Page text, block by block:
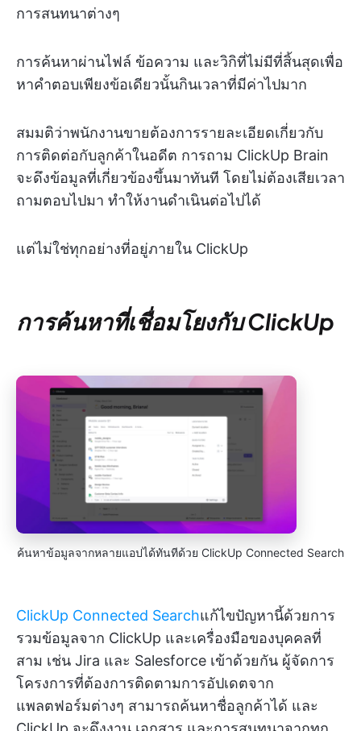
การสนทนาต่างๆ
การค้นหาผ่านไฟล์ ข้อความ และวิกิที่ไม่มีที่สิ้นสุดเพื่อ
หาคำตอบเพียงข้อเดียวนั้นกินเวลาที่มีค่าไปมาก
สมมติว่าพนักงานขายต้องการรายละเอียดเกี่ยวกับ
การติดต่อกับลูกค้าในอดีต การถาม ClickUp Brain
จะดึงข้อมูลที่เกี่ยวข้องขึ้นมาทันที โดยไม่ต้องเสียเวลา
ถามตอบไปมา ทำให้งานดำเนินต่อไปได้
แต่ไม่ใช่ทุกอย่างที่อยู่ภายใน ClickUp
การค้นหาที่เชื่อมโยงกับ ClickUp
ค้นหาข้อมูลจากหลายแอปได้ทันทีด้วย ClickUp Connected Search
ClickUp Connected Searchแก้ไขปัญหานี้ด้วยการ
รวมข้อมูลจาก ClickUp และเครื่องมือของบุคคลที่
สาม เช่น Jira และ Salesforce เข้าด้วยกัน ผู้จัดการ
โครงการที่ต้องการติดตามการอัปเดตจาก
แพลตฟอร์มต่างๆ สามารถค้นหาชื่อลูกค้าได้ และ